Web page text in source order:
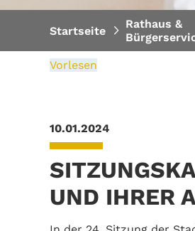
Startseite
Rathaus &
Vorlesen
10.01.2024
UND IHRER